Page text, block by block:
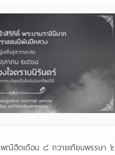
ฮีตเดือน ๘ ถวายเทียนพรรษา ๒